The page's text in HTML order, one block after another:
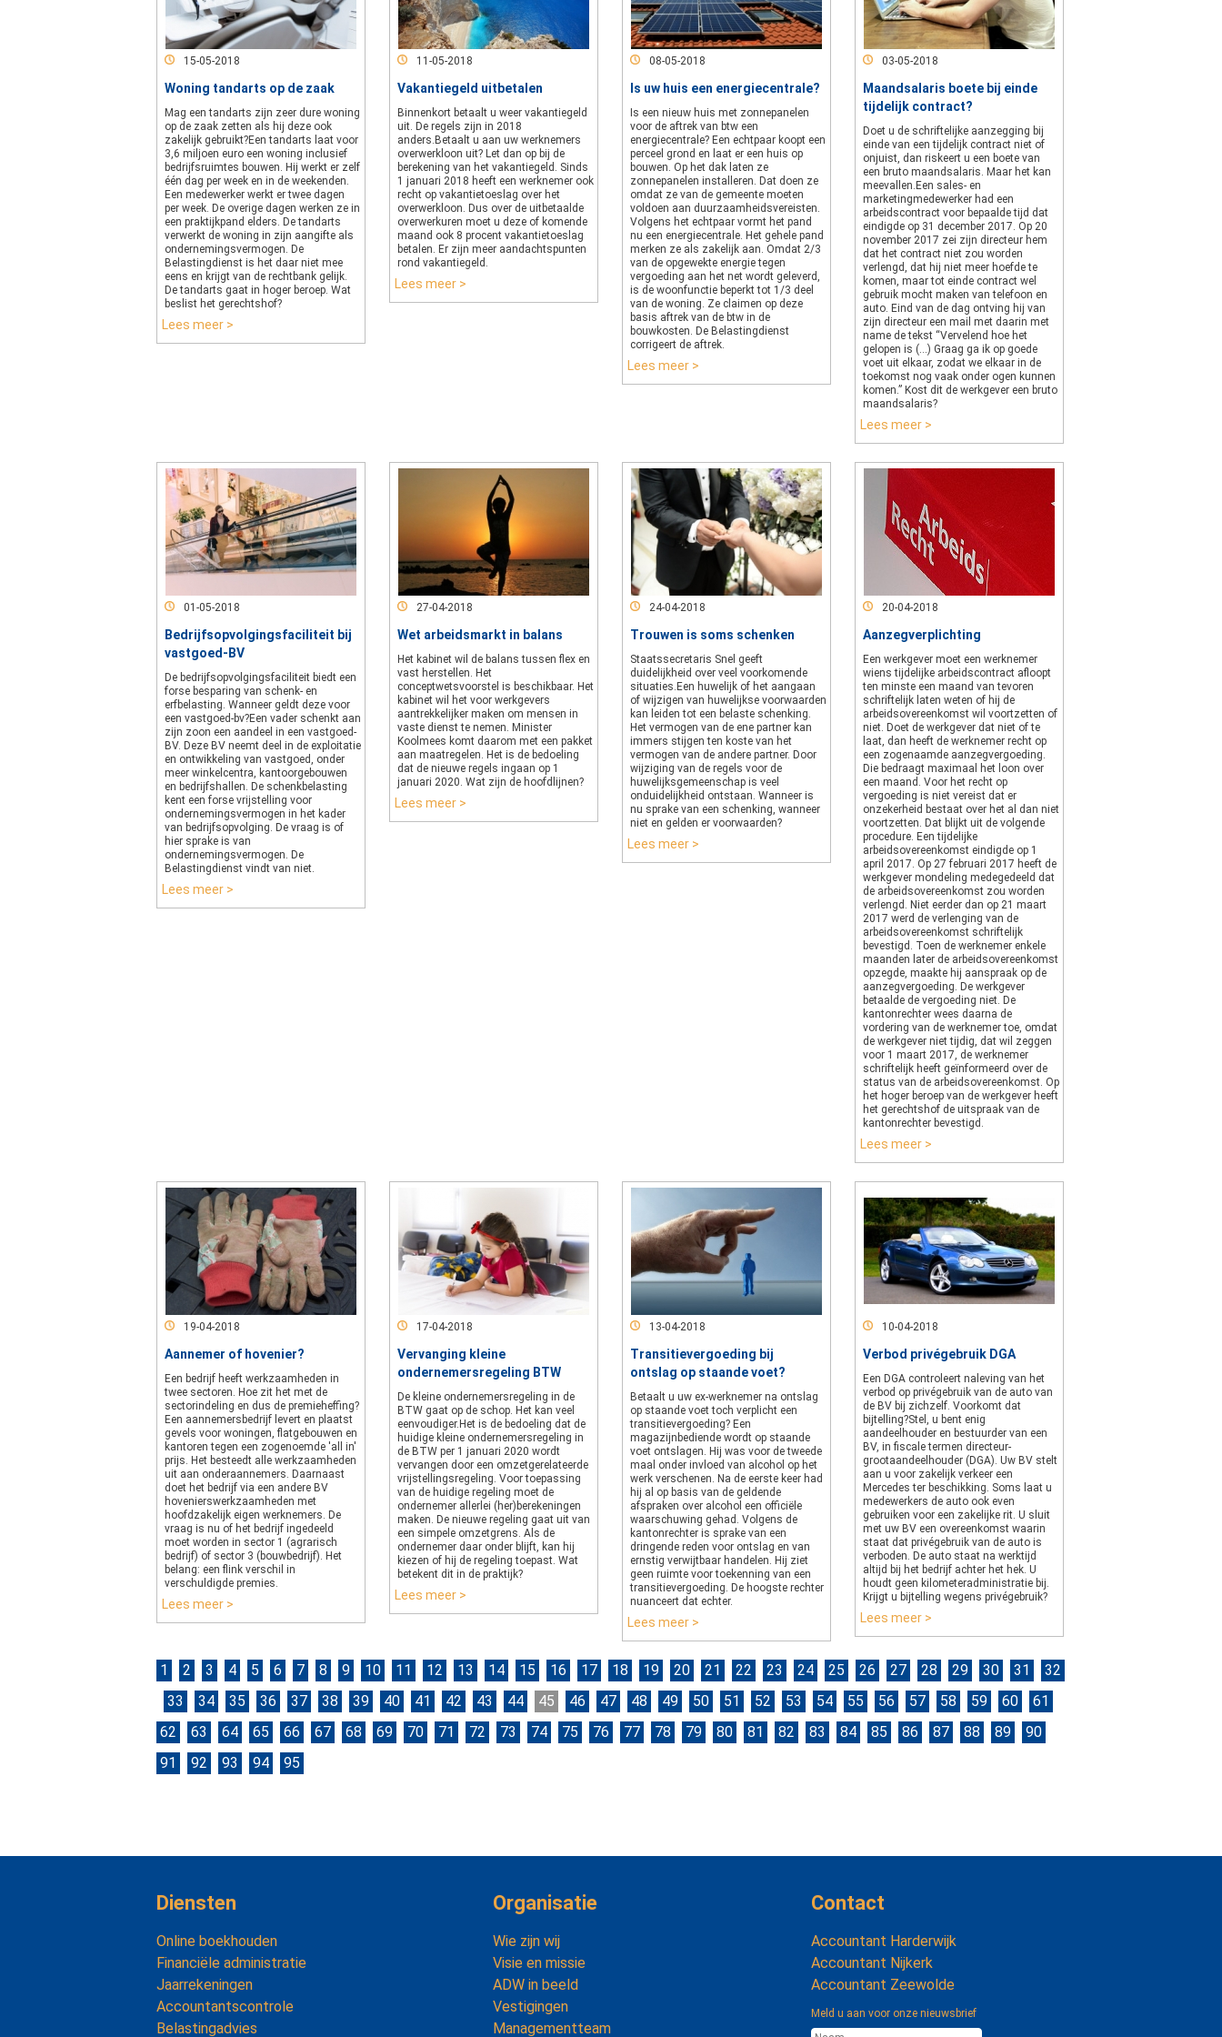
15-05-2018
Woning tandarts op de zaak
Mag een tandarts zijn zeer dure woning
op de zaak zetten als hij deze ook
zakelijk gebruikt?Een tandarts laat voor
3,6 miljoen euro een woning inclusief
bedrijfsruimtes bouwen. Hij werkt er zelf
één dag per week en in de weekenden.
Een medewerker werkt er twee dagen
per week. De overige dagen werken ze in
een praktijkpand elders. De tandarts
verwerkt de woning in zijn aangifte als
ondernemingsvermogen. De
Belastingdienst is het daar niet mee
eens en krijgt van de rechtbank gelijk.
De tandarts gaat in hoger beroep. Wat
beslist het gerechtshof?
Lees meer >
11-05-2018
Vakantiegeld uitbetalen
Binnenkort betaalt u weer vakantiegeld
uit. De regels zijn in 2018
anders.Betaalt u aan uw werknemers
overwerkloon uit? Let dan op bij de
berekening van het vakantiegeld. Sinds
1 januari 2018 heeft een werknemer ook
recht op vakantietoeslag over het
overwerkloon. Dus over de uitbetaalde
overwerkuren moet u deze of komende
maand ook 8 procent vakantietoeslag
betalen. Er zijn meer aandachtspunten
rond vakantiegeld.
Lees meer >
08-05-2018
Is uw huis een energiecentrale?
Is een nieuw huis met zonnepanelen
voor de aftrek van btw een
energiecentrale? Een echtpaar koopt een
perceel grond en laat er een huis op
bouwen. Op het dak laten ze
zonnepanelen installeren. Dat doen ze
omdat ze van de gemeente moeten
voldoen aan duurzaamheidsvereisten.
Volgens het echtpaar vormt het pand
nu een energiecentrale. Het gehele pand
merken ze als zakelijk aan. Omdat 2/3
van de opgewekte energie tegen
vergoeding aan het net wordt geleverd,
is de woonfunctie beperkt tot 1/3 deel
van de woning. Ze claimen op deze
basis aftrek van de btw in de
bouwkosten. De Belastingdienst
corrigeert de aftrek.
Lees meer >
03-05-2018
Maandsalaris boete bij einde
tijdelijk contract?
Doet u de schriftelijke aanzegging bij
einde van een tijdelijk contract niet of
onjuist, dan riskeert u een boete van
een bruto maandsalaris. Maar het kan
meevallen.Een sales- en
marketingmedewerker had een
arbeidscontract voor bepaalde tijd dat
eindigde op 31 december 2017. Op 20
november 2017 zei zijn directeur hem
dat het contract niet zou worden
verlengd, dat hij niet meer hoefde te
komen, maar tot einde contract wel
gebruik mocht maken van telefoon en
auto. Eind van de dag ontving hij van
zijn directeur een mail met daarin met
name de tekst “Vervelend hoe het
gelopen is (…) Graag ga ik op goede
voet uit elkaar, zodat we elkaar in de
toekomst nog vaak onder ogen kunnen
komen.” Kost dit de werkgever een bruto
maandsalaris?
Lees meer >
01-05-2018
Bedrijfsopvolgingsfaciliteit bij
vastgoed-BV
De bedrijfsopvolgingsfaciliteit biedt een
forse besparing van schenk- en
erfbelasting. Wanneer geldt deze voor
een vastgoed-bv?Een vader schenkt aan
zijn zoon een aandeel in een vastgoed-
BV. Deze BV neemt deel in de exploitatie
en ontwikkeling van vastgoed, onder
meer winkelcentra, kantoorgebouwen
en bedrijfshallen. De schenkbelasting
kent een forse vrijstelling voor
ondernemingsvermogen in het kader
van bedrijfsopvolging. De vraag is of
hier sprake is van
ondernemingsvermogen. De
Belastingdienst vindt van niet.
Lees meer >
27-04-2018
Wet arbeidsmarkt in balans
Het kabinet wil de balans tussen flex en
vast herstellen. Het
conceptwetsvoorstel is beschikbaar. Het
kabinet wil het voor werkgevers
aantrekkelijker maken om mensen in
vaste dienst te nemen. Minister
Koolmees komt daarom met een pakket
aan maatregelen. Het is de bedoeling
dat de nieuwe regels ingaan op 1
januari 2020. Wat zijn de hoofdlijnen?
Lees meer >
24-04-2018
Trouwen is soms schenken
Staatssecretaris Snel geeft
duidelijkheid over veel voorkomende
situaties.Een huwelijk of het aangaan
of wijzigen van huwelijkse voorwaarden
kan leiden tot een belaste schenking.
Het vermogen van de ene partner kan
immers stijgen ten koste van het
vermogen van de andere partner. Door
wijziging van de regels voor de
huwelijksgemeenschap is veel
onduidelijkheid ontstaan. Wanneer is
nu sprake van een schenking, wanneer
niet en gelden er voorwaarden?
Lees meer >
20-04-2018
Aanzegverplichting
Een werkgever moet een werknemer
wiens tijdelijke arbeidscontract afloopt
ten minste een maand van tevoren
schriftelijk laten weten of hij de
arbeidsovereenkomst wil voortzetten of
niet. Doet de werkgever dat niet of te
laat, dan heeft de werknemer recht op
een zogenaamde aanzegvergoeding.
Die bedraagt maximaal het loon over
een maand. Voor het recht op
vergoeding is niet vereist dat er
onzekerheid bestaat over het al dan niet
voortzetten. Dat blijkt uit de volgende
procedure. Een tijdelijke
arbeidsovereenkomst eindigde op 1
april 2017. Op 27 februari 2017 heeft de
werkgever mondeling medegedeeld dat
de arbeidsovereenkomst zou worden
verlengd. Niet eerder dan op 21 maart
2017 werd de verlenging van de
arbeidsovereenkomst schriftelijk
bevestigd. Toen de werknemer enkele
maanden later de arbeidsovereenkomst
opzegde, maakte hij aanspraak op de
aanzegvergoeding. De werkgever
betaalde de vergoeding niet. De
kantonrechter wees daarna de
vordering van de werknemer toe, omdat
de werkgever niet tijdig, dat wil zeggen
voor 1 maart 2017, de werknemer
schriftelijk heeft geïnformeerd over de
status van de arbeidsovereenkomst. Op
het hoger beroep van de werkgever heeft
het gerechtshof de uitspraak van de
kantonrechter bevestigd.
Lees meer >
19-04-2018
Aannemer of hovenier?
Een bedrijf heeft werkzaamheden in
twee sectoren. Hoe zit het met de
sectorindeling en dus de premieheffing?
Een aannemersbedrijf levert en plaatst
gevels voor woningen, flatgebouwen en
kantoren tegen een zogenoemde 'all in'
prijs. Het besteedt alle werkzaamheden
uit aan onderaannemers. Daarnaast
doet het bedrijf via een andere BV
hovenierswerkzaamheden met
hoofdzakelijk eigen werknemers. De
vraag is nu of het bedrijf ingedeeld
moet worden in sector 1 (agrarisch
bedrijf) of sector 3 (bouwbedrijf). Het
belang: een flink verschil in
verschuldigde premies.
Lees meer >
17-04-2018
Vervanging kleine
ondernemersregeling BTW
De kleine ondernemersregeling in de
BTW gaat op de schop. Het kan veel
eenvoudiger.Het is de bedoeling dat de
huidige kleine ondernemersregeling in
de BTW per 1 januari 2020 wordt
vervangen door een omzetgerelateerde
vrijstellingsregeling. Voor toepassing
van de huidige regeling moet de
ondernemer allerlei (her)berekeningen
maken. De nieuwe regeling gaat uit van
een simpele omzetgrens. Als de
ondernemer daar onder blijft, kan hij
kiezen of hij de regeling toepast. Wat
betekent dit in de praktijk?
Lees meer >
13-04-2018
Transitievergoeding bij
ontslag op staande voet?
Betaalt u uw ex-werknemer na ontslag
op staande voet toch verplicht een
transitievergoeding? Een
magazijnbediende wordt op staande
voet ontslagen. Hij was voor de tweede
maal onder invloed van alcohol op het
werk verschenen. Na de eerste keer had
hij al op basis van de geldende
afspraken over alcohol een officiële
waarschuwing gehad. Volgens de
kantonrechter is sprake van een
dringende reden voor ontslag en van
ernstig verwijtbaar handelen. Hij ziet
geen ruimte voor toekenning van een
transitievergoeding. De hoogste rechter
nuanceert dat echter.
Lees meer >
10-04-2018
Verbod privégebruik DGA
Een DGA controleert naleving van het
verbod op privégebruik van de auto van
de BV bij zichzelf. Voorkomt dat
bijtelling?Stel, u bent enig
aandeelhouder en bestuurder van een
BV, in fiscale termen directeur-
grootaandeelhouder (DGA). Uw BV stelt
aan u voor zakelijk verkeer een
Mercedes ter beschikking. Soms laat u
medewerkers de auto ook even
gebruiken voor een zakelijke rit. U sluit
met uw BV een overeenkomst waarin
staat dat privégebruik van de auto is
verboden. De auto staat na werktijd
altijd bij het bedrijf achter het hek. U
houdt geen kilometeradministratie bij.
Krijgt u bijtelling wegens privégebruik?
Lees meer >
1 2 3 4 5 6 7 8 9 10 11 12 13 14 15 16 17 18 19 20 21 22 23 24 25 26 27 28 29 30 31
32
33
34 35 36 37 38 39 40 41 42 43 44 45 46 47 48 49 50 51 52 53 54 55 56 57 58 59 60
61
62
63 64 65 66 67 68 69 70 71 72 73 74 75 76 77 78 79 80 81 82 83 84 85 86 87 88 89
90
91
92 93 94 95
Diensten
Online boekhouden
Financiële administratie
Jaarrekeningen
Accountantscontrole
Belastingadvies
Organisatie
Wie zijn wij
Visie en missie
ADW in beeld
Vestigingen
Managementteam
Contact
Accountant Harderwijk
Accountant Nijkerk
Accountant Zeewolde
Meld u aan voor onze nieuwsbrief